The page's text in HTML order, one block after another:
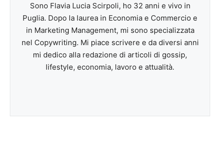
Sono Flavia Lucia Scirpoli, ho 32 anni e vivo in
Puglia. Dopo la laurea in Economia e Commercio e
in Marketing Management, mi sono specializzata
nel Copywriting. Mi piace scrivere e da diversi anni
mi dedico alla redazione di articoli di gossip,
lifestyle, economia, lavoro e attualità.